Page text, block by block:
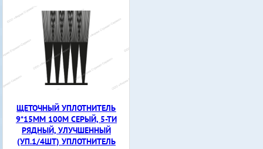
ЩЕТОЧНЫЙ УПЛОТНИТЕЛЬ
9*15ММ 100М СЕРЫЙ, 5-ТИ
РЯДНЫЙ, УЛУЧШЕННЫЙ
(УП.1/4ШТ) УПЛОТНИТЕЛЬ